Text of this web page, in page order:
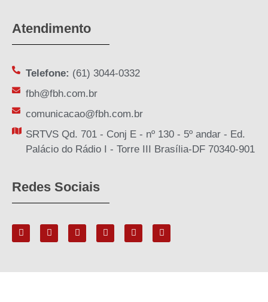
Atendimento
Telefone: (61) 3044-0332
fbh@fbh.com.br
comunicacao@fbh.com.br
SRTVS Qd. 701 - Conj E - nº 130 - 5º andar - Ed.
Palácio do Rádio I - Torre III Brasília-DF 70340-901
Redes Sociais